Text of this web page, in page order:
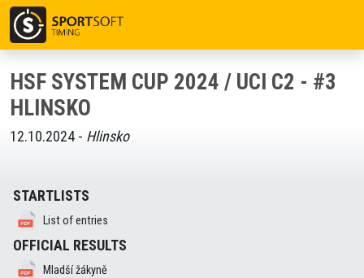
HSF SYSTEM CUP 2024 / UCI C2 - #3
HLINSKO
12.10.2024 - Hlinsko
STARTLISTS
List of entries
OFFICIAL RESULTS
Mladší žákyně